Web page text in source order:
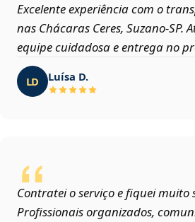
Excelente experiência com o
nas Chácaras Ceres, Suzano‑SP.
equipe cuidadosa e entrega no
LD Luísa D.
Contratei o serviço e fiquei muito
Profissionais organizados,